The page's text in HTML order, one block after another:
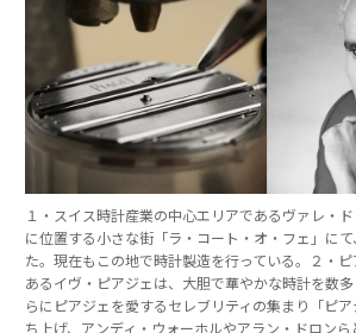
１・スイス時計産業の中心エリアであるヴァレ・ド
に位置する小さな街「ラ・コート・オ・フェ」に
た。現在もこの地で時計製造を行っている。２・
あるイヴ・ピアジェは、大胆で華やかな時計を数
らにピアジェを愛するセレブリティの集まり「ピ
ち上げ、アンディ・ウォーホルやアラン・ドロン